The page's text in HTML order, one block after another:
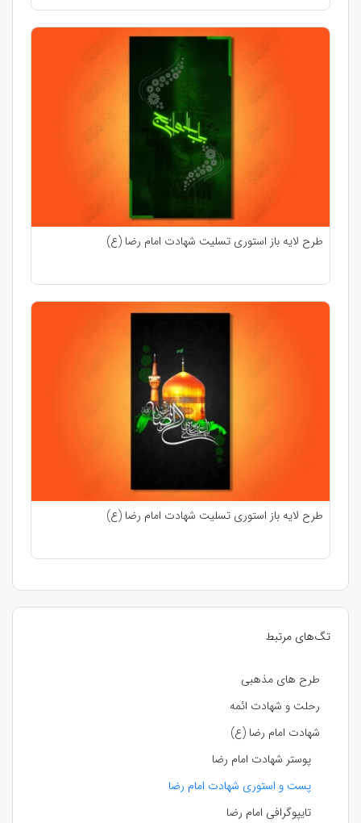
تگ‌های مرتبط
طرح های مذهبی
رحلت و شهادت ائمه
شهادت امام رضا (ع)
پوستر شهادت امام رضا
پست و استوری شهادت امام رضا
تایپوگرافی امام رضا
طرح لایه باز استوری تسلیت شهادت امام رضا (ع)
طرح لایه باز استوری تسلیت شهادت امام رضا (ع)